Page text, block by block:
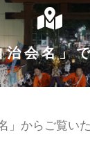
治会名」
」からご覧い